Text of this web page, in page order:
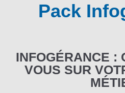
Pack
INFOGÉRANCE :
VOUS SUR